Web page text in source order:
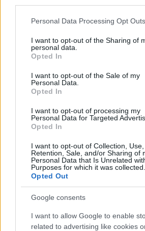
Please note that this website/app uses
not limited to your visit or usage
grant or deny consent to Google and its
use your data for below specified
consent section.
Personal Data Processing Opt Outs
I want to opt-out of the Sharing of
personal data.
Opted In
I want to opt-out of the Sale of my
Personal Data.
Opted In
I want to opt-out of processing my
Personal Data for Targeted
Opted In
I want to opt-out of Collection, Use,
Retention, Sale, and/or Sharing of
Personal Data that Is Unrelated
Purposes for which it was collected.
Opted Out
Google consents
I want to allow Google to enable
related to advertising like cookies
alternatív film-, performansz-
illegális oktatás és kiadói
emberi jogok és ökológiai
hagyományőrző
mozgalom);
kisebbségi, emigráns és
új életmódot hirdető körök;
vallásos közösségek
korszakban.
A cél felfedezni és támogatni a
európai dokumentumfilmeket, és
bemutatni a nemzetközi
PAREVO dokumentumfilm-
Európa területéről várja az
alkalmazó alkotásokat. A
és támogató platformot biztosít
filmkészítők számára műveik